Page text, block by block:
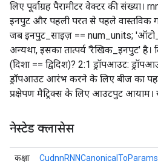
लिए पूर्वाग्रह पैरामीटर वेक्टर की
इनपुट और पहली परत से पहले वास्तविक
जब इनपुट_साइज़ == num_units;
अन्यथा, इसका तात्पर्य 'रैखिक_इनपुट' है।
(दिशा == द्विदिश)? 2:1 ड्रॉपआउट:
ड्रॉपआउट आरंभ करने के लिए बीज का
प्रक्षेपण मैट्रिक्स के लिए आउटपुट आयाम।
नेस्टेड क्लासेस
कक्षा